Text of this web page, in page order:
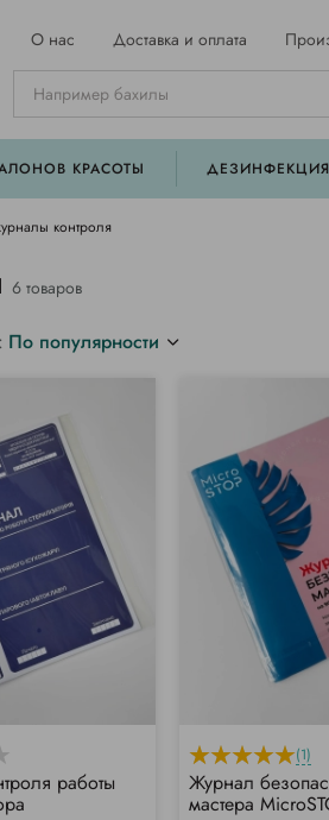
О нас Доставка и оплата
КРАСОТЫ
контроля
6 товаров
По популярности
работы
(1)
Журнал
мастера